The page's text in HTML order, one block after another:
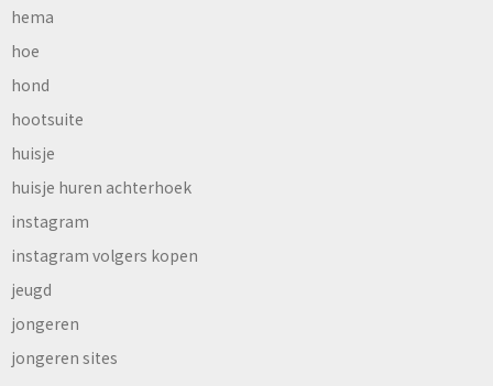
hema
hoe
hond
hootsuite
huisje
huisje huren achterhoek
instagram
instagram volgers kopen
jeugd
jongeren
jongeren sites